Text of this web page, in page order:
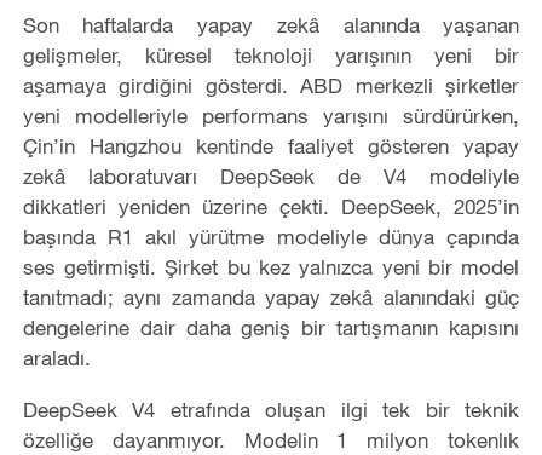
Son haftalarda yapay zekâ alanında yaşanan
gelişmeler, küresel teknoloji yarışının yeni bir
aşamaya girdiğini gösterdi. ABD merkezli şirketler
yeni modelleriyle performans yarışını sürdürürken,
Çin’in Hangzhou kentinde faaliyet gösteren yapay
zekâ laboratuvarı DeepSeek de V4 modeliyle
dikkatleri yeniden üzerine çekti. DeepSeek, 2025’in
başında R1 akıl yürütme modeliyle dünya çapında
ses getirmişti. Şirket bu kez yalnızca yeni bir model
tanıtmadı; aynı zamanda yapay zekâ alanındaki güç
dengelerine dair daha geniş bir tartışmanın kapısını
araladı.
DeepSeek V4 etrafında oluşan ilgi tek bir teknik
özelliğe dayanmıyor. Modelin 1 milyon tokenlık